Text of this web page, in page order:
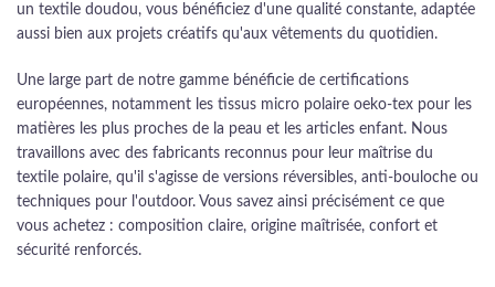
un textile doudou, vous bénéficiez d'une qualité constante, adaptée
aussi bien aux projets créatifs qu'aux vêtements du quotidien.
Une large part de notre gamme bénéficie de certifications
européennes, notamment les tissus micro polaire oeko-tex pour les
matières les plus proches de la peau et les articles enfant. Nous
travaillons avec des fabricants reconnus pour leur maîtrise du
textile polaire, qu'il s'agisse de versions réversibles, anti-bouloche ou
techniques pour l'outdoor. Vous savez ainsi précisément ce que
vous achetez : composition claire, origine maîtrisée, confort et
sécurité renforcés.